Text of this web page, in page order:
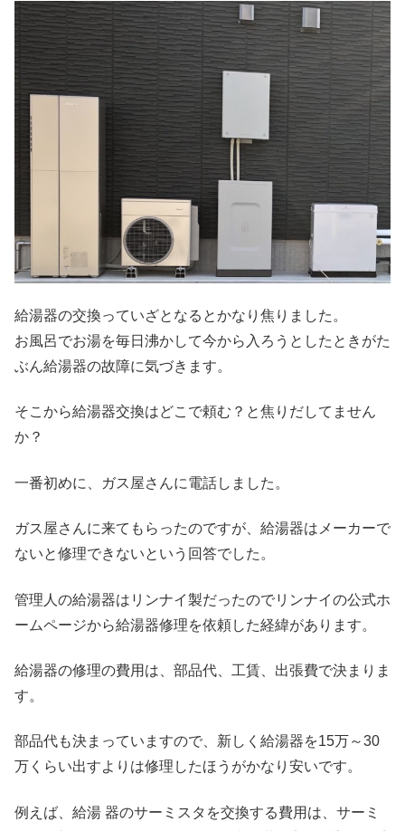
給湯器の交換っていざとなるとかなり焦りました。
お風呂でお湯を毎日沸かして今から入ろうとしたときがた
ぶん給湯器の故障に気づきます。
そこから給湯器交換はどこで頼む？と焦りだしてません
か？
一番初めに、ガス屋さんに電話しました。
ガス屋さんに来てもらったのですが、給湯器はメーカーで
ないと修理できないという回答でした。
管理人の給湯器はリンナイ製だったのでリンナイの公式ホ
ームページから給湯器修理を依頼した経緯があります。
給湯器の修理の費用は、部品代、工賃、出張費で決まりま
す。
部品代も決まっていますので、新しく給湯器を15万～30
万くらい出すよりは修理したほうがかなり安いです。
例えば、給湯 器のサーミスタを交換する費用は、サーミ